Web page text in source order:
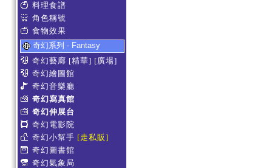
料理食譜
角色稱號
食物效果
奇幻系列 - Fantasy
奇幻藝廊 [精華] [廣場]
奇幻繪圖館
奇幻音樂廳
奇幻寫真館
奇幻伸展台
奇幻電影院
奇幻小幫手 [走私販]
奇幻圖書館
奇幻氣象局